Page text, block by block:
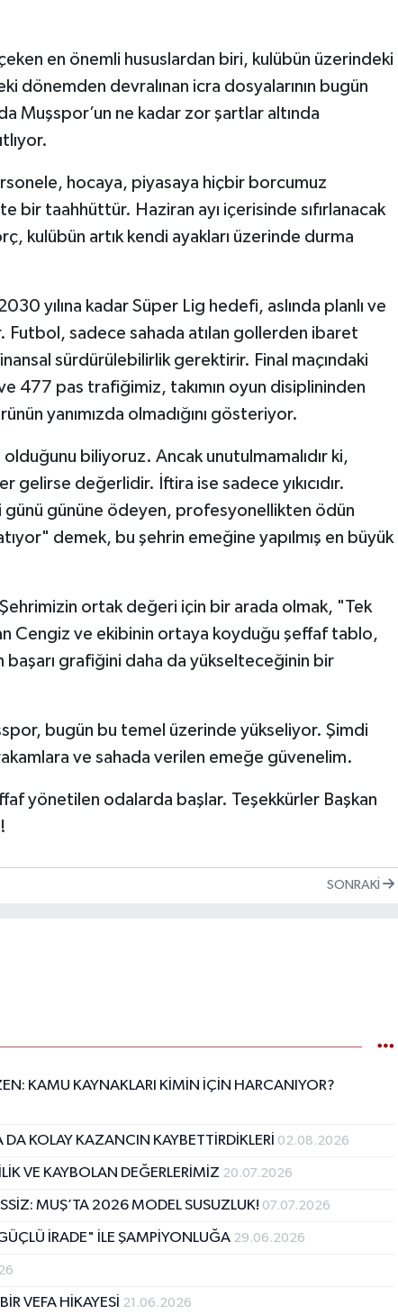
en önemli hususlardan biri, kulübün üzerindeki
dönemden devralınan icra dosyalarının bugün
Muşspor’un ne kadar zor şartlar altında
hocaya, piyasaya hiçbir borcumuz
bir taahhüttür. Haziran ayı içerisinde sıfırlanacak
kulübün artık kendi ayakları üzerinde durma
yılına kadar Süper Lig hedefi, aslında planlı ve
Futbol, sadece sahada atılan gollerden ibaret
sürdürülebilirlik gerektirir. Final maçındaki
477 pas trafiğimiz, takımın oyun disiplininden
yanımızda olmadığını gösteriyor.
olduğunu biliyoruz. Ancak unutulmamalıdır ki,
değerlidir. İftira ise sadece yıkıcıdır.
gününe ödeyen, profesyonellikten ödün
demek, bu şehrin emeğine yapılmış en büyük
ortak değeri için bir arada olmak, "Tek
Cengiz ve ekibinin ortaya koyduğu şeffaf tablo,
başarı grafiğini daha da yükselteceğinin bir
bugün bu temel üzerinde yükseliyor. Şimdi
ve sahada verilen emeğe güvenelim.
yönetilen odalarda başlar. Teşekkürler Başkan
SONRAKI
KAMU KAYNAKLARI KİMİN İÇİN HARCANIYOR?
KOLAY KAZANCIN KAYBETTİRDİKLERİ 02.08.2026
VE KAYBOLAN DEĞERLERİMİZ 20.07.2026
MUŞ’TA 2026 MODEL SUSUZLUK! 07.07.2026
İRADE" İLE ŞAMPİYONLUĞA 29.06.2026
VEFA HİKAYESİ 21.06.2026